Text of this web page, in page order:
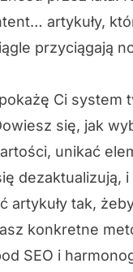
artykuły,
przyciągają
Ci system
się, jak
unikać
dezaktualizują, i
tak, żeby
konkretne
SEO i